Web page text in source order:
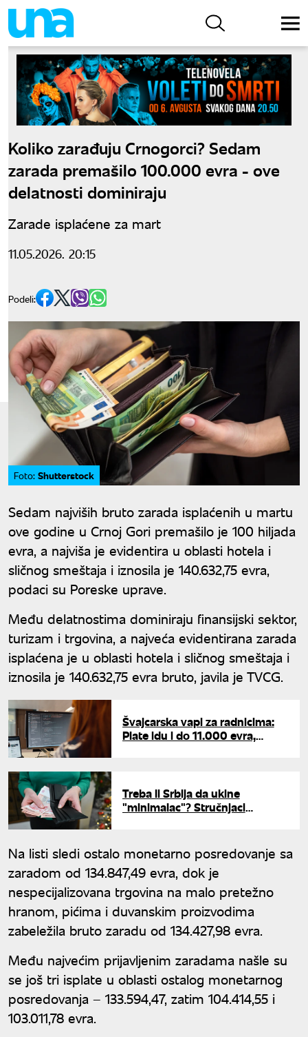
Koliko zarađuju Crnogorci? Sedam
zarada premašilo 100.000 evra - ove
delatnosti dominiraju
Zarade isplaćene za mart
11.05.2026. 20:15
Podeli:
Foto: Shutterstock
Sedam najviših bruto zarada isplaćenih u martu
ove godine u Crnoj Gori premašilo je 100 hiljada
evra, a najviša je evidentira u oblasti hotela i
sličnog smeštaja i iznosila je 140.632,75 evra,
podaci su Poreske uprave.
Među delatnostima dominiraju finansijski sektor,
turizam i trgovina, a najveća evidentirana zarada
isplaćena je u oblasti hotela i sličnog smeštaja i
iznosila je 140.632,75 evra bruto, javila je TVCG.
Švajcarska vapi za radnicima:
Plate idu i do 11.000 evra,
Treba li Srbija da ukine
"minimalac"? Stručnjaci
Na listi sledi ostalo monetarno posredovanje sa
zaradom od 134.847,49 evra, dok je
nespecijalizovana trgovina na malo pretežno
hranom, pićima i duvanskim proizvodima
zabeležila bruto zaradu od 134.427,98 evra.
Među najvećim prijavljenim zaradama našle su
se još tri isplate u oblasti ostalog monetarnog
posredovanja – 133.594,47, zatim 104.414,55 i
103.011,78 evra.